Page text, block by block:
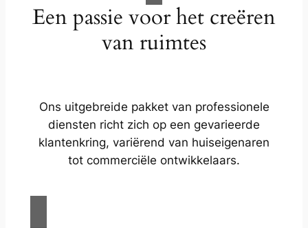
Een passie voor het creëren
van ruimtes
Ons uitgebreide pakket van professionele
diensten richt zich op een gevarieerde
klantenkring, variërend van huiseigenaren
tot commerciële ontwikkelaars.